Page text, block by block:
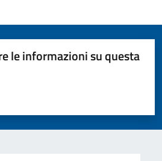
le informazioni su questa
stelle su 5
su 5
5